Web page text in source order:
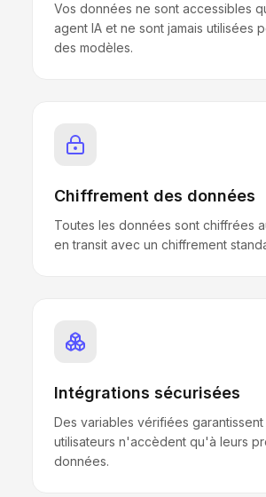
Vos données ne sont accessibles
agent IA et ne sont jamais utilisées
des modèles.
Chiffrement des données
Toutes les données sont chiffrées
en transit avec un chiffrement
Intégrations sécurisées
Des variables vérifiées
utilisateurs n'accèdent qu'à leurs
données.